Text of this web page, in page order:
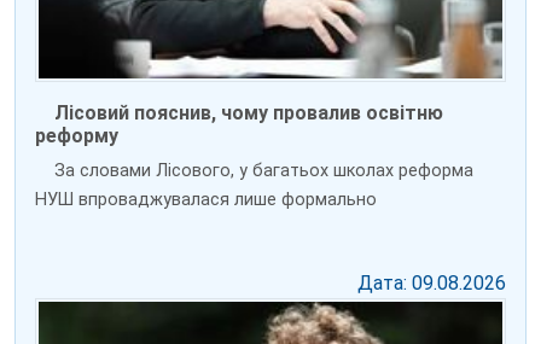
Лісовий пояснив, чому провалив освітню
реформу
За словами Лісового, у багатьох школах реформа
НУШ впроваджувалася лише формально
Дата: 09.08.2026